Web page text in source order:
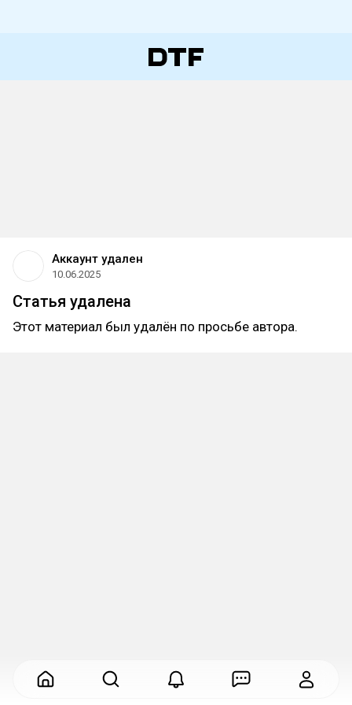
Аккаунт удален
10.06.2025
Статья удалена
Этот материал был удалён по просьбе автора.